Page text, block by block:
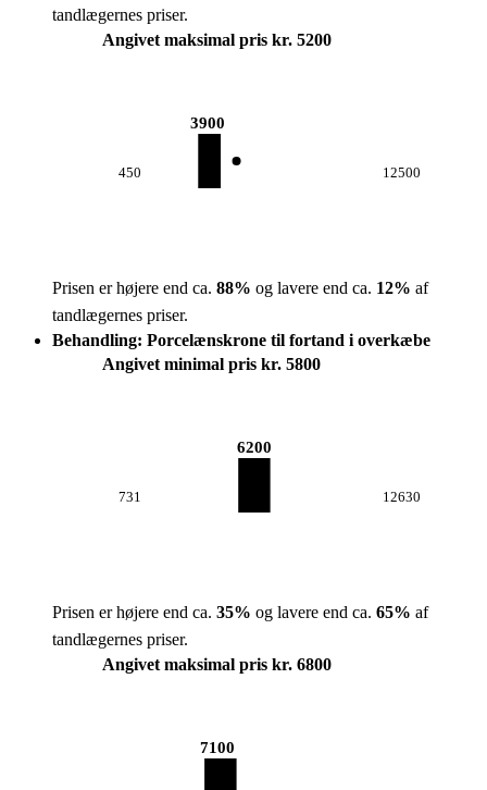
tandlægernes priser.
Angivet maksimal pris kr. 5200
450
3900
12500
Prisen er højere end ca. 88% og lavere end ca. 12% af
tandlægernes priser.
Behandling: Porcelænskrone til fortand i overkæbe
Angivet minimal pris kr. 5800
731
6200
12630
Prisen er højere end ca. 35% og lavere end ca. 65% af
tandlægernes priser.
Angivet maksimal pris kr. 6800
7100